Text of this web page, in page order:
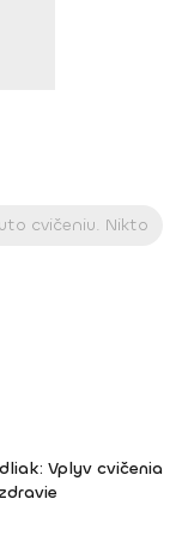
+421 907 185 940 Facebook: Magdalena Kazimirova
Vplyv cvičenia